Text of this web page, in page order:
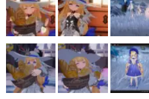
その他
電ファミニコゲーマーとは？
運営：株式会社マレ